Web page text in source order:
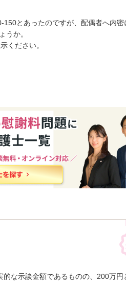
とあったのですが、配偶者へ内密
うか。
ください。
な示談金額であるものの、200万円